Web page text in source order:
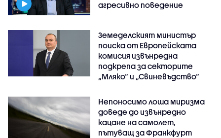
агресивно поведение
Земеделският министър
поиска от Европейската
комисия извънредна
подкрепа за секторите
„Мляко“ и „Свиневъдство“
Непоносимо лоша миризма
доведе до извънредно
кацане на самолет,
пътуващ за Франкфурт